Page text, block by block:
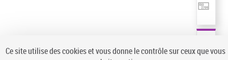
Ce site utilise des cookies et vous donne le contrôle sur ceux que vous